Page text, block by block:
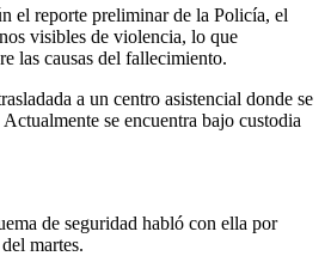
el reporte preliminar de la Policía, el
visibles de violencia, lo que
las causas del fallecimiento.
a un centro asistencial donde se
se encuentra bajo custodia
de seguridad habló con ella por
martes.